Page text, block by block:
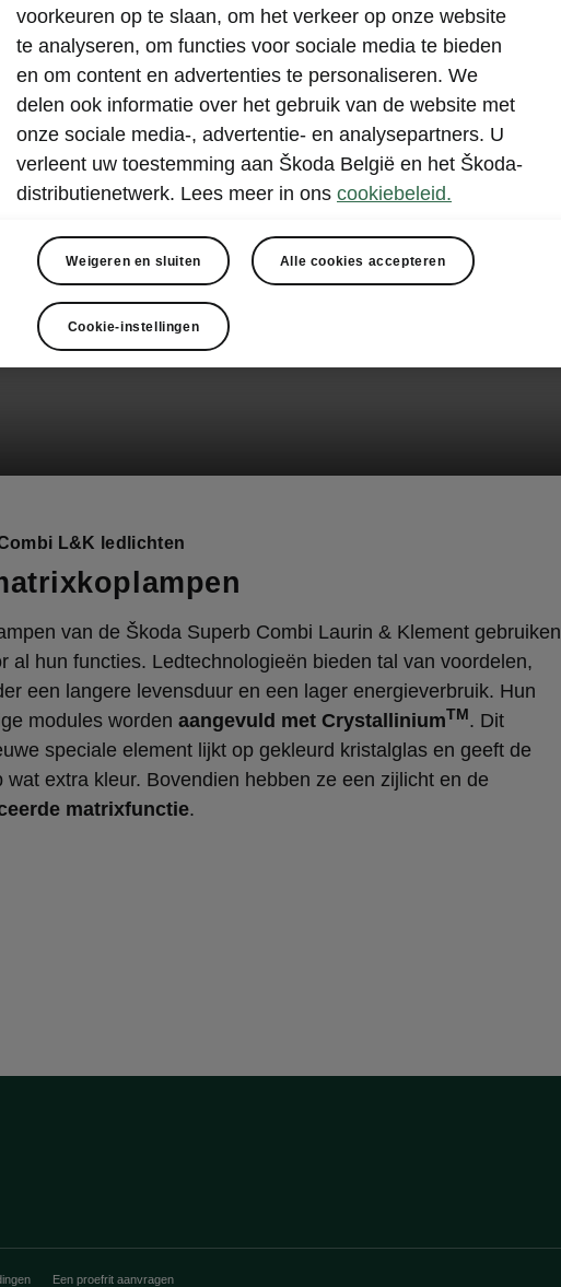
L&K ledlichten
van de Škoda Superb Combi Laurin & Klement gebruiken
al hun functies. Ledtechnologieën bieden tal van voordelen,
een langere levensduur en een lager energieverbruik. Hun
modules worden aangevuld met CrystalliniumTM . Dit
speciale element lijkt op gekleurd kristalglas en geeft de
wat extra kleur. Bovendien hebben ze een zijlicht en de
matrixfunctie.
Een proefrit aanvragen
voorkeuren op te slaan, om het verkeer op onze website
te analyseren, om functies voor sociale media te bieden
en om content en advertenties te personaliseren. We
delen ook informatie over het gebruik van de website met
onze sociale media-, advertentie- en analysepartners. U
verleent uw toestemming aan Škoda België en het Škoda-
distributienetwerk. Lees meer in ons cookiebeleid.
Weigeren en sluiten Alle cookies accepteren
Cookie-instellingen